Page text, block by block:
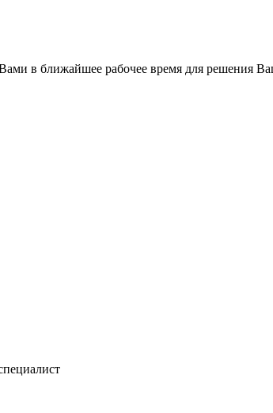
в ближайшее рабочее время для решения